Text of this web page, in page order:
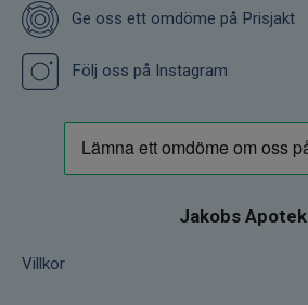
Ge oss ett omdöme på Prisjakt
Följ oss på Instagram
Jakobs Apotek
Villkor